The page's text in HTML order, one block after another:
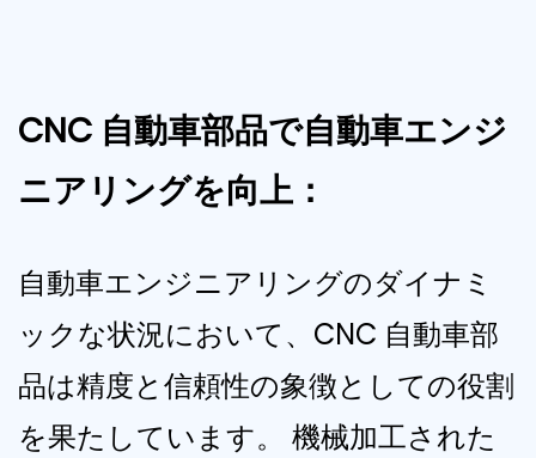
CNC 自動車部品で自動車エンジ
ニアリングを向上：
自動車エンジニアリングのダイナミ
ックな状況において、CNC 自動車部
品は精度と信頼性の象徴としての役割
を果たしています。 機械加工された